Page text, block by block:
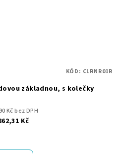
základnou, s kolečky
Kč bez DPH
Kč
KÓD: CLRNR01R